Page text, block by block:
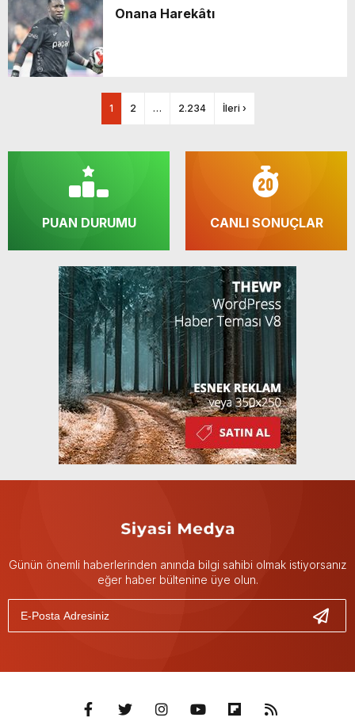
Onana Harekâtı
1 2 … 2.234 İleri ›
PUAN DURUMU CANLI SONUÇLAR
Günün önemli haberlerinden anında bilgi sahibi olmak istiyorsanız
eğer haber bültenine üye olun.